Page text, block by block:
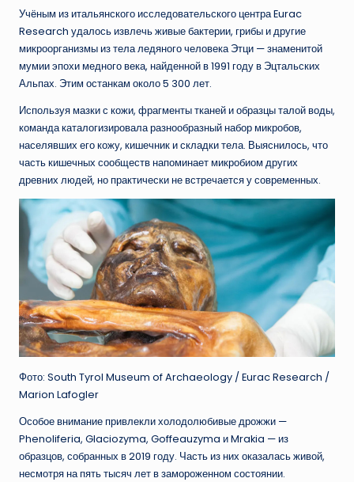
Учёным из итальянского исследовательского центра Eurac
Research удалось извлечь живые бактерии, грибы и другие
микроорганизмы из тела ледяного человека Этци — знаменитой
мумии эпохи медного века, найденной в 1991 году в Эцтальских
Альпах. Этим останкам около 5 300 лет.
Используя мазки с кожи, фрагменты тканей и образцы талой воды,
команда каталогизировала разнообразный набор микробов,
населявших его кожу, кишечник и складки тела. Выяснилось, что
часть кишечных сообществ напоминает микробиом других
древних людей, но практически не встречается у современных.
Фото: South Tyrol Museum of Archaeology / Eurac Research /
Marion Lafogler
Особое внимание привлекли холодолюбивые дрожжи —
Phenoliferia, Glaciozyma, Goffeauzyma и Mrakia — из
образцов, собранных в 2019 году. Часть из них оказалась живой,
несмотря на пять тысяч лет в замороженном состоянии.